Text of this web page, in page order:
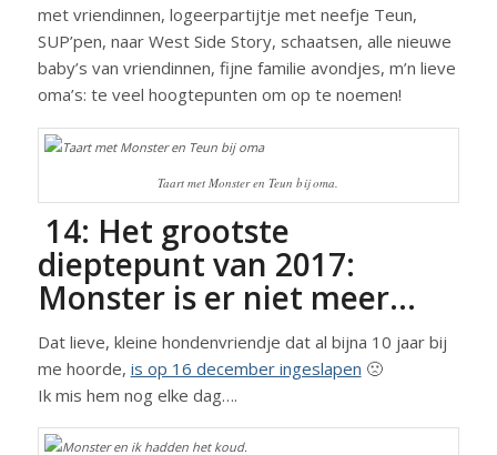
met vriendinnen, logeerpartijtje met neefje Teun,
SUP’pen, naar West Side Story, schaatsen, alle nieuwe
baby’s van vriendinnen, fijne familie avondjes, m’n lieve
oma’s: te veel hoogtepunten om op te noemen!
Taart met Monster en Teun bij oma.
14: Het grootste
dieptepunt van 2017:
Monster is er niet meer…
Dat lieve, kleine hondenvriendje dat al bijna 10 jaar bij
me hoorde, is op 16 december ingeslapen 🙁
Ik mis hem nog elke dag….